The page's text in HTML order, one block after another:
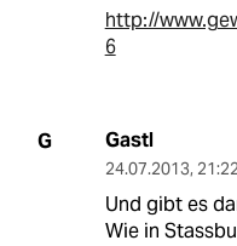
http://
6
G Gastl
24.07.2013,
Und gibt es
Wie in